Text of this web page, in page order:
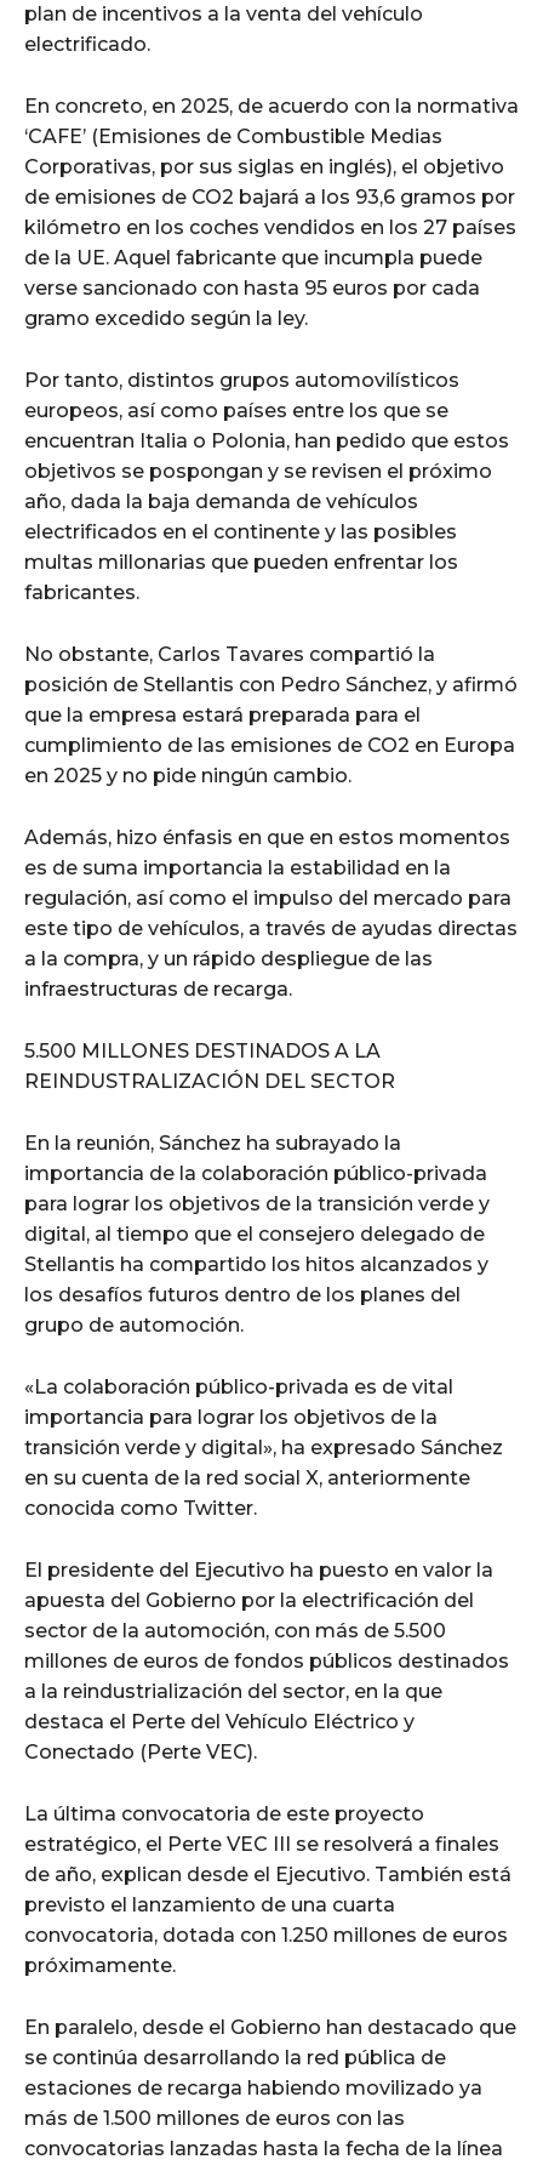
plan de incentivos a la venta del vehículo
electrificado.
En concreto, en 2025, de acuerdo con la normativa
‘CAFE’ (Emisiones de Combustible Medias
Corporativas, por sus siglas en inglés), el objetivo
de emisiones de CO2 bajará a los 93,6 gramos por
kilómetro en los coches vendidos en los 27 países
de la UE. Aquel fabricante que incumpla puede
verse sancionado con hasta 95 euros por cada
gramo excedido según la ley.
Por tanto, distintos grupos automovilísticos
europeos, así como países entre los que se
encuentran Italia o Polonia, han pedido que estos
objetivos se pospongan y se revisen el próximo
año, dada la baja demanda de vehículos
electrificados en el continente y las posibles
multas millonarias que pueden enfrentar los
fabricantes.
No obstante, Carlos Tavares compartió la
posición de Stellantis con Pedro Sánchez, y afirmó
que la empresa estará preparada para el
cumplimiento de las emisiones de CO2 en Europa
en 2025 y no pide ningún cambio.
Además, hizo énfasis en que en estos momentos
es de suma importancia la estabilidad en la
regulación, así como el impulso del mercado para
este tipo de vehículos, a través de ayudas directas
a la compra, y un rápido despliegue de las
infraestructuras de recarga.
5.500 MILLONES DESTINADOS A LA
REINDUSTRALIZACIÓN DEL SECTOR
En la reunión, Sánchez ha subrayado la
importancia de la colaboración público-privada
para lograr los objetivos de la transición verde y
digital, al tiempo que el consejero delegado de
Stellantis ha compartido los hitos alcanzados y
los desafíos futuros dentro de los planes del
grupo de automoción.
«La colaboración público-privada es de vital
importancia para lograr los objetivos de la
transición verde y digital», ha expresado Sánchez
en su cuenta de la red social X, anteriormente
conocida como Twitter.
El presidente del Ejecutivo ha puesto en valor la
apuesta del Gobierno por la electrificación del
sector de la automoción, con más de 5.500
millones de euros de fondos públicos destinados
a la reindustrialización del sector, en la que
destaca el Perte del Vehículo Eléctrico y
Conectado (Perte VEC).
La última convocatoria de este proyecto
estratégico, el Perte VEC III se resolverá a finales
de año, explican desde el Ejecutivo. También está
previsto el lanzamiento de una cuarta
convocatoria, dotada con 1.250 millones de euros
próximamente.
En paralelo, desde el Gobierno han destacado que
se continúa desarrollando la red pública de
estaciones de recarga habiendo movilizado ya
más de 1.500 millones de euros con las
convocatorias lanzadas hasta la fecha de la línea